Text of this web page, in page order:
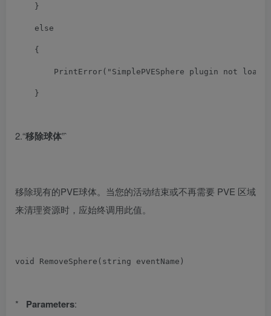
}
else
{
PrintError ( "SimplePVESphere plugin not
}
2.“移除球体”`
移除现有的PVE球体。当您的活动结束或不再需要 PVE 区域
来清理资源时，应始终调用此值。
void RemoveSphere ( string eventName )
* Parameters: